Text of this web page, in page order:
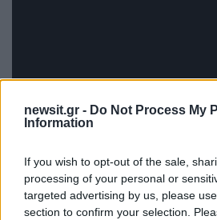
newsit.gr - Do Not Process My
Information
If you wish to opt-out of the sale,
processing of your personal or
targeted advertising by us, please
section to confirm your selection.
Το
δελτίο της ΕΜΥ